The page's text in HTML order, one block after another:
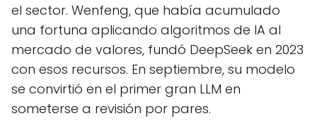
el sector. Wenfeng, que había acumulado
una fortuna aplicando algoritmos de IA al
mercado de valores, fundó DeepSeek en 2023
con esos recursos. En septiembre, su modelo
se convirtió en el primer gran LLM en
someterse a revisión por pares.